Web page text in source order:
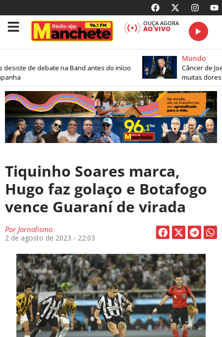
OUÇA AGORA
AO VIVO
de debate na Band antes do início
Mundo
Câncer de
muitas dores
Tiquinho Soares marca,
Hugo faz golaço e Botafogo
vence Guaraní de virada
PorJornalismo
2 de agosto de 2023 - 22:03